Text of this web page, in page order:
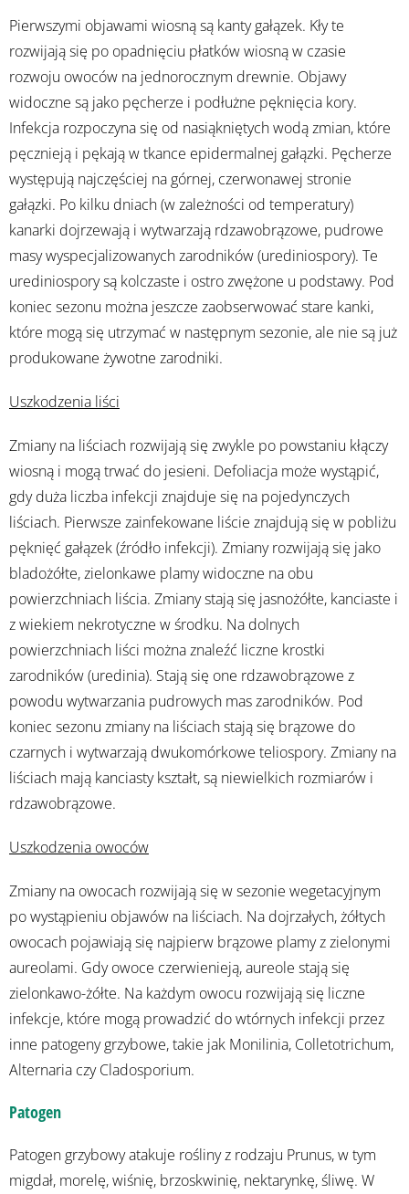
Pierwszymi objawami wiosną są kanty gałązek. Kły te
rozwijają się po opadnięciu płatków wiosną w czasie
rozwoju owoców na jednorocznym drewnie. Objawy
widoczne są jako pęcherze i podłużne pęknięcia kory.
Infekcja rozpoczyna się od nasiąkniętych wodą zmian, które
pęcznieją i pękają w tkance epidermalnej gałązki. Pęcherze
występują najczęściej na górnej, czerwonawej stronie
gałązki. Po kilku dniach (w zależności od temperatury)
kanarki dojrzewają i wytwarzają rdzawobrązowe, pudrowe
masy wyspecjalizowanych zarodników (urediniospory). Te
urediniospory są kolczaste i ostro zwężone u podstawy. Pod
koniec sezonu można jeszcze zaobserwować stare kanki,
które mogą się utrzymać w następnym sezonie, ale nie są już
produkowane żywotne zarodniki.
Uszkodzenia liści
Zmiany na liściach rozwijają się zwykle po powstaniu kłączy
wiosną i mogą trwać do jesieni. Defoliacja może wystąpić,
gdy duża liczba infekcji znajduje się na pojedynczych
liściach. Pierwsze zainfekowane liście znajdują się w pobliżu
pęknięć gałązek (źródło infekcji). Zmiany rozwijają się jako
bladożółte, zielonkawe plamy widoczne na obu
powierzchniach liścia. Zmiany stają się jasnożółte, kanciaste i
z wiekiem nekrotyczne w środku. Na dolnych
powierzchniach liści można znaleźć liczne krostki
zarodników (uredinia). Stają się one rdzawobrązowe z
powodu wytwarzania pudrowych mas zarodników. Pod
koniec sezonu zmiany na liściach stają się brązowe do
czarnych i wytwarzają dwukomórkowe teliospory. Zmiany na
liściach mają kanciasty kształt, są niewielkich rozmiarów i
rdzawobrązowe.
Uszkodzenia owoców
Zmiany na owocach rozwijają się w sezonie wegetacyjnym
po wystąpieniu objawów na liściach. Na dojrzałych, żółtych
owocach pojawiają się najpierw brązowe plamy z zielonymi
aureolami. Gdy owoce czerwienieją, aureole stają się
zielonkawo-żółte. Na każdym owocu rozwijają się liczne
infekcje, które mogą prowadzić do wtórnych infekcji przez
inne patogeny grzybowe, takie jak Monilinia, Colletotrichum,
Alternaria czy Cladosporium.
Patogen
Patogen grzybowy atakuje rośliny z rodzaju Prunus, w tym
migdał, morelę, wiśnię, brzoskwinię, nektarynkę, śliwę. W